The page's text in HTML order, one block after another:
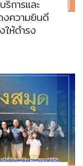
การและ
งความยินดี
ให้ดำรง